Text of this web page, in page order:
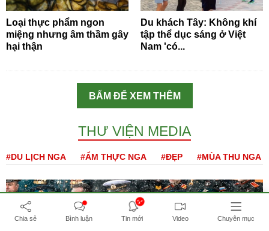
Loại thực phẩm ngon
miệng nhưng âm thầm gây
hại thận
Du khách Tây: Không khí
tập thể dục sáng ở Việt
Nam 'có...
BẤM ĐỂ XEM THÊM
THƯ VIỆN MEDIA
#DU LỊCH NGA #ẨM THỰC NGA #ĐẸP #MÙA THU NGA
Chia sẻ Bình luận
5+
Tin mới Video Chuyên mục